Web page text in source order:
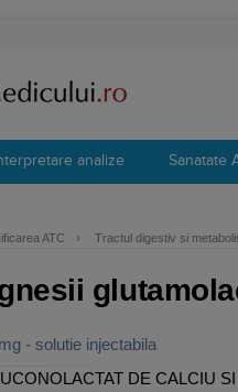
analize Sanatate
ATC › Tractul digestiv si
- solutie injectabila
DE CALCIU